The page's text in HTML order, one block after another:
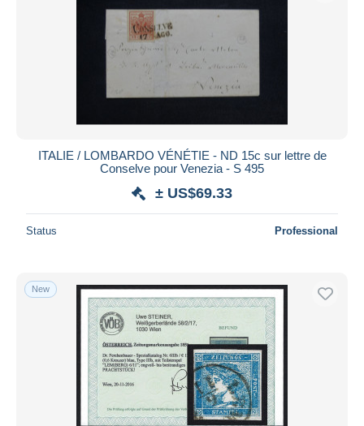
ITALIE / LOMBARDO VÉNÉTIE - ND 15c sur lettre de
Conselve pour Venezia - S 495
± US$69.33
Status Professional
New